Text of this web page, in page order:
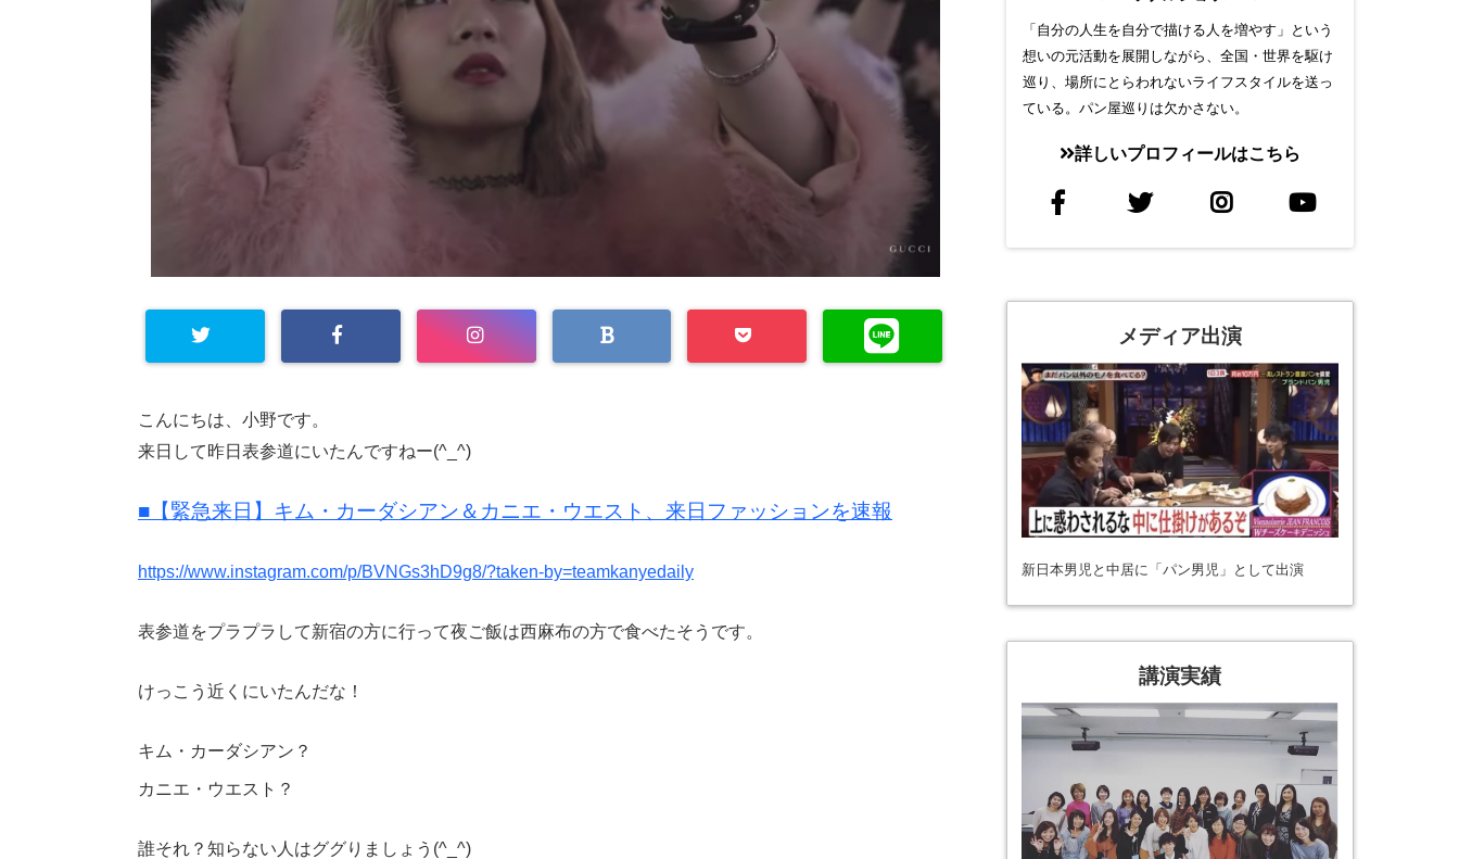
こんにちは、小野です。
来日して昨日表参道にいたんですねー(^_^)
■【緊急来日】キム・カーダシアン＆カニエ・ウエスト、来日ファッションを速報
https://www.instagram.com/p/BVNGs3hD9g8/?taken-by=teamkanyedaily
表参道をプラプラして新宿の方に行って夜ご飯は西麻布の方で食べたそうです。
けっこう近くにいたんだな！
キム・カーダシアン？
カニエ・ウエスト？
誰それ？知らない人はググりましょう(^_^)
「自分の人生を自分で描ける人を増やす」という
想いの元活動を展開しながら、全国・世界を駆け
巡り、場所にとらわれないライフスタイルを送っ
ている。パン屋巡りは欠かさない。
詳しいプロフィールはこちら
メディア出演
新日本男児と中居に「パン男児」として出演
講演実績